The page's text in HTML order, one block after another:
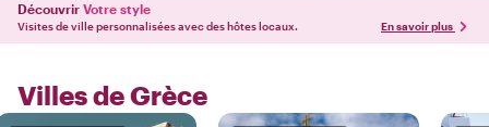
Découvrir Votre style
Visites de ville personnalisées avec des hôtes locaux. En savoir plus
Villes de Grèce